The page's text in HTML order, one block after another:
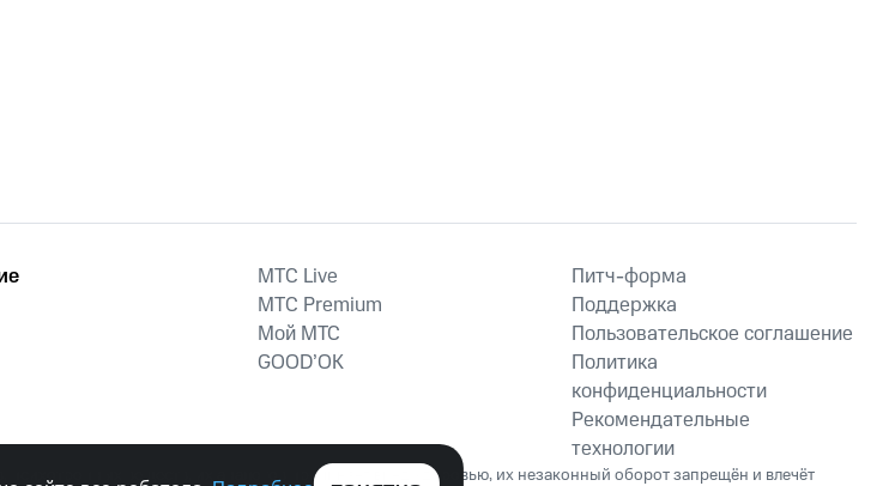
MTС Live
MTС Premium
Мой МТС
GOOD’OK
Питч-форма
Поддержка
Пользовательское соглашение
Политика
конфиденциальности
Рекомендательные
технологии
психотропных веществ, их аналогов причиняет вред здоровью, их незаконный оборот запрещён и влечёт